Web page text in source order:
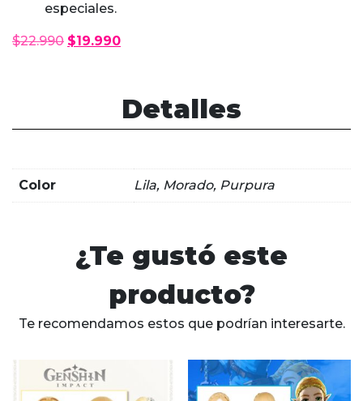
$22.990 El
$19.990El
es:
$19.990.
especiales.
Detalles
Color Lila, Morado, Purpura
¿Te gustó este
producto?
Te recomendamos estos que podrían interesarte.